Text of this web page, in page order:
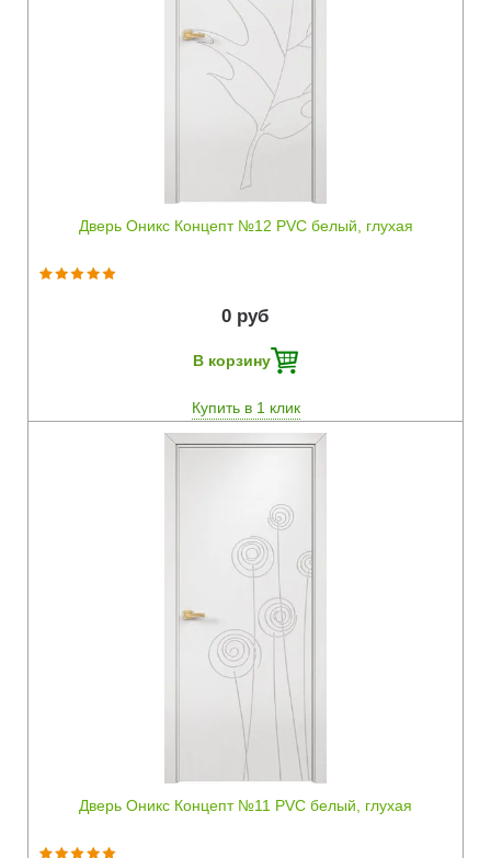
Дверь Оникс Концепт №12 PVC белый, глухая
Быстрый просмотр
0 руб
В корзину
Купить в 1 клик
Дверь Оникс Концепт №11 PVC белый, глухая
Быстрый просмотр